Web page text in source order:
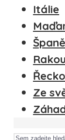
Itálie
Řecko
Ze